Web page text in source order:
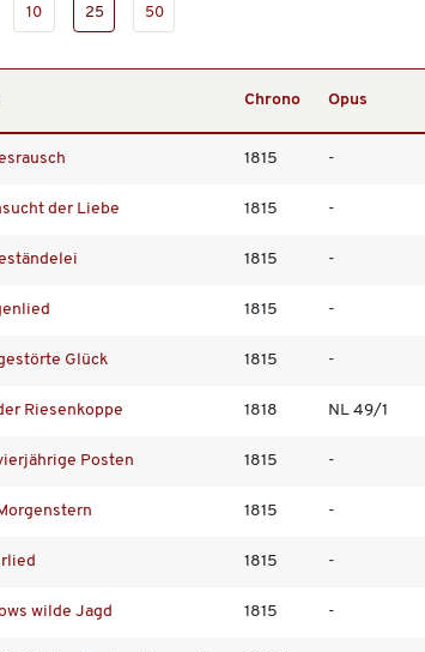
10 25 50
Chrono Opus
1815 -
der Liebe 1815 -
1815 -
1815 -
Glück 1815 -
Riesenkoppe 1818 NL 49/1
Posten 1815 -
1815 -
1815 -
wilde Jagd 1815 -